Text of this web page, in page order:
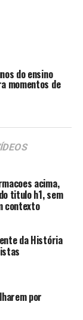
do ensino
momentos de
acima,
titulo h1, sem
contexto
da História
por